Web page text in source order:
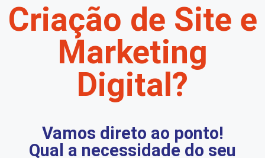
Criação de Site e
Marketing
Digital?
Vamos direto ao ponto!
Qual a necessidade do seu